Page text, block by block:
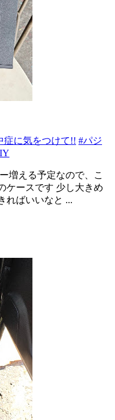
症に気をつけて!! #パジ
増える予定なので、こ
ケースです 少し大きめ
ればいいなと ...